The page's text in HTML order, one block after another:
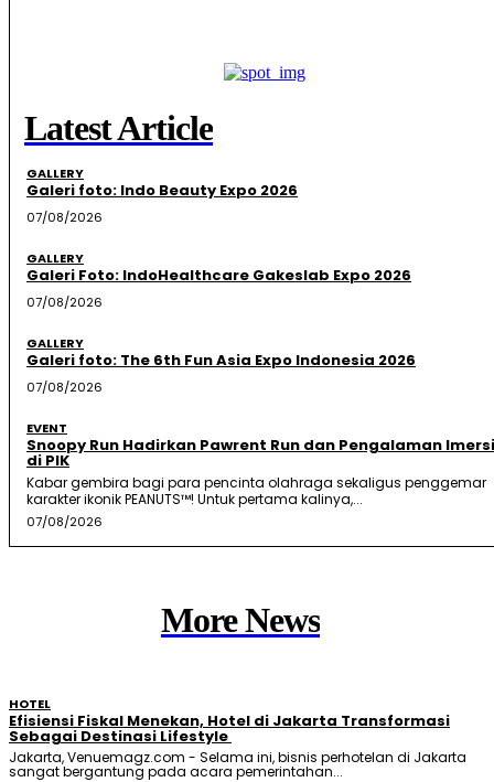
Latest Article
GALLERY
Galeri foto: Indo Beauty Expo 2026
07/08/2026
GALLERY
Galeri Foto: IndoHealthcare Gakeslab Expo 2026
07/08/2026
GALLERY
Galeri foto: The 6th Fun Asia Expo Indonesia 2026
07/08/2026
EVENT
Snoopy Run Hadirkan Pawrent Run dan Pengalaman
di PIK
Kabar gembira bagi para pencinta olahraga sekaligus penggemar
karakter ikonik PEANUTS™! Untuk pertama kalinya,...
07/08/2026
More News
HOTEL
Efisiensi Fiskal Menekan, Hotel di Jakarta Transformasi
Sebagai Destinasi Lifestyle
Jakarta, Venuemagz.com - Selama ini, bisnis perhotelan di Jakarta
sangat bergantung pada acara pemerintahan...